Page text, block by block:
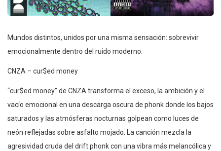
Mundos distintos, unidos por una misma sensación: sobrevivir
emocionalmente dentro del ruido moderno.
CNZA – cur$ed money
“cur$ed money” de CNZA transforma el exceso, la ambición y el
vacío emocional en una descarga oscura de phonk donde los bajos
saturados y las atmósferas nocturnas golpean como luces de
neón reflejadas sobre asfalto mojado. La canción mezcla la
agresividad cruda del drift phonk con una vibra más melancólica y